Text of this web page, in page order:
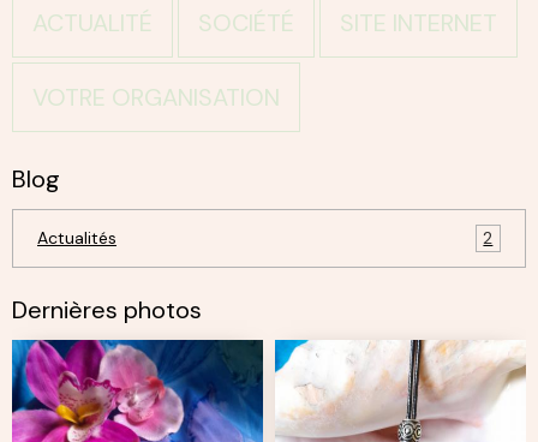
ACTUALITÉ SOCIÉTÉ SITE INTERNET
VOTRE ORGANISATION
Blog
Actualités 2
Dernières photos